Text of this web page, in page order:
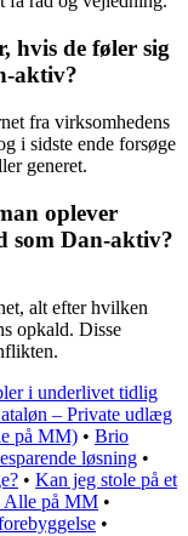
hvis de føler sig
aktiv?
fra virksomhedens
i sidste ende forsøge
generet.
oplever
som Dan-aktiv?
alt efter hvilken
opkald. Disse
i underlivet tidlig
– Private udlæg
på MM) • Brio
løsning •
• Kan jeg stole på et
Alle på MM •
•